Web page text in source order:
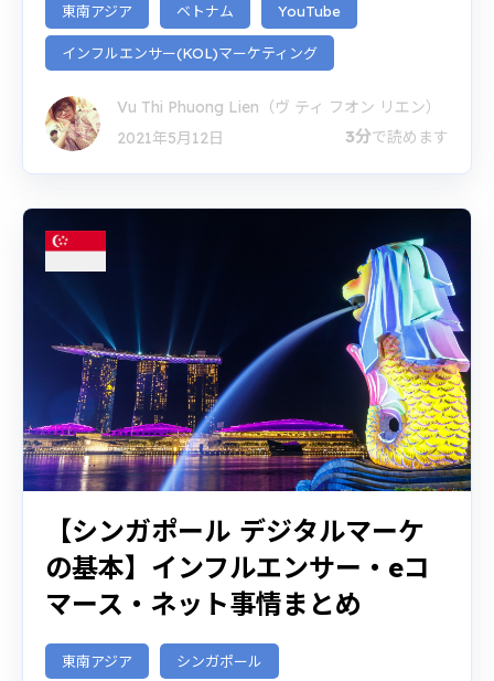
東南アジア ベトナム YouTube
インフルエンサー(KOL)マーケティング
Vu Thi Phuong Lien（ヴ ティ フオン リエン）
2021年5月12日
3分で読めます
【シンガポール デジタルマーケ
の基本】インフルエンサー・eコ
マース・ネット事情まとめ
東南アジア シンガポール